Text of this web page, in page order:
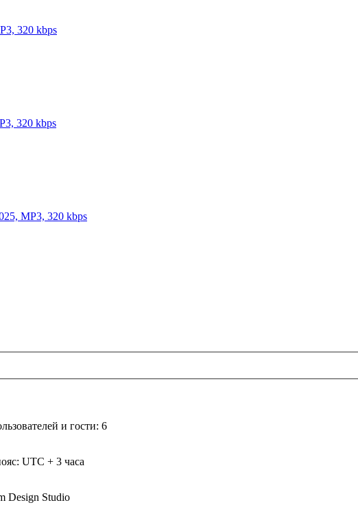
320 kbps
320 kbps
MP3, 320 kbps
и гости: 6
UTC + 3 часа
Design Studio